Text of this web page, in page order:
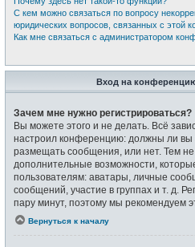
С кем можно связаться по вопросу
юридических вопросов, связанных с этой
Как мне связаться с администратором
Вход на
Зачем мне нужно регистрироваться?
Вы можете этого и не делать. Всё
настроил конференцию: должны ли вы
размещать сообщения, или нет. Тем
дополнительные возможности,
пользователям: аватары, личные
сообщений, участие в группах и т. д.
пару минут, поэтому мы рекомендуем
Вернуться к началу